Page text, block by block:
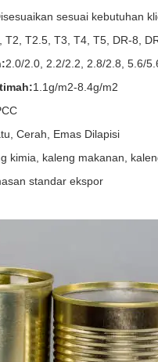
sesuai kebutuhan
T2, T2.5, T3, T4, T5, DR-8,
2.0/2.0, 2.2/2.2, 2.8/2.8, 5.6/
1.1g/m2-8.4g/m2
Cerah, Emas Dilapisi
kimia, kaleng makanan,
standar ekspor